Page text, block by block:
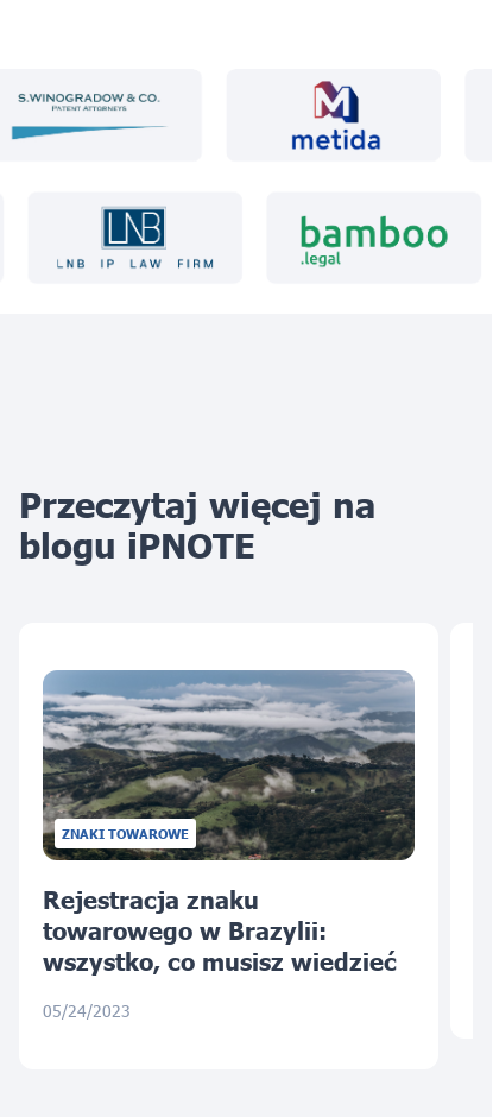
Przeczytaj więcej na
blogu iPNOTE
ZNAKI TOWAROWE
Rejestracja znaku
towarowego w Brazylii:
wszystko, co musisz wiedzieć
05/24/2023